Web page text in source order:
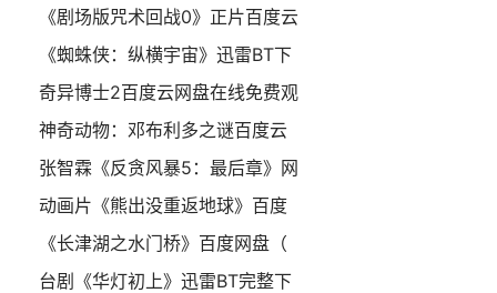
《剧场版咒术回战0》正片百度云
《蜘蛛侠：纵横宇宙》迅雷BT下
奇异博士2百度云网盘在线免费观
神奇动物：邓布利多之谜百度云
张智霖《反贪风暴5：最后章》网
动画片《熊出没重返地球》百度
《长津湖之水门桥》百度网盘（
台剧《华灯初上》迅雷BT完整下